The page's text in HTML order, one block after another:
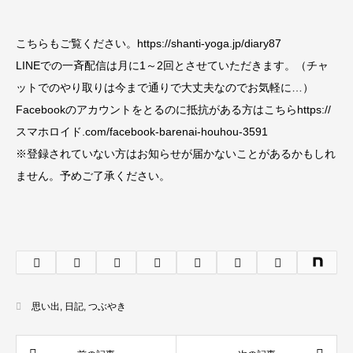
こちらもご覧ください。https://shanti-yoga.jp/diary87
LINEでの一斉配信は月に1～2回とさせていただきます。（チャ
ットでのやり取りは今まで通りで大丈夫なのでお気軽に…）
Facebookのアカウントをとるのに抵抗がある方はこちらhttps://
スマホロイド.com/facebook-barenai-houhou-3591
※登録されていない方はお知らせが届かないことがあるかもしれ
ません。予めご了承ください。
思い出, 日記, つぶやき